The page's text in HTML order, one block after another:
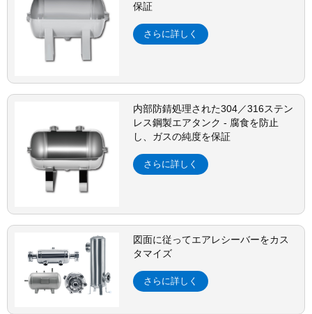
保証
さらに詳しく
内部防錆処理された304／316ステン
レス鋼製エアタンク - 腐食を防止
し、ガスの純度を保証
さらに詳しく
図面に従ってエアレシーバーをカス
タマイズ
さらに詳しく